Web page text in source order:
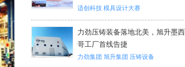
适创科技 模具设计大赛
力劲压铸装备落地北美，旭升墨西
哥工厂首线告捷
力劲集团 旭升集团 压铸设备